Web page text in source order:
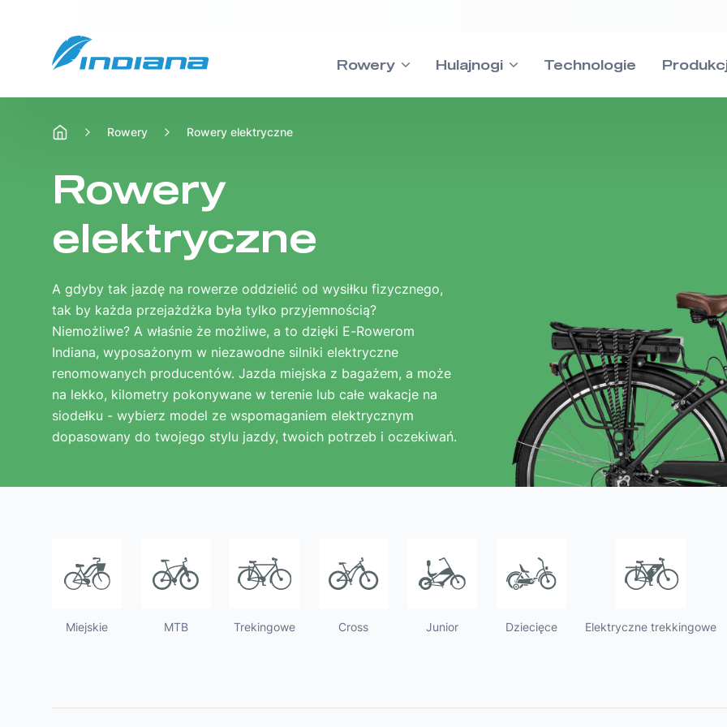
Rowery
Miejskie
Trekingowe Cross
Junior
Hulajnogi
Tradycyjne
Wyczynowe
Technologie
Jak poprawnie dobrać ramę
Poradniki rowerowe
Instrukcje obsługi rowerów elektrycznych
E-BIKE - Często zadawane pytania
Jak zgłosić reklamację?
Odpowiedzi na
produktów i
użytkowania
Rowery Rowery elektryczne
Rowery
elektryczne
A gdyby tak jazdę na rowerze oddzielić od wysiłku fizycznego,
tak by każda przejażdżka była tylko przyjemnością?
Niemożliwe? A właśnie że możliwe, a to dzięki E-Rowerom
Indiana, wyposażonym w niezawodne silniki elektryczne
renomowanych producentów. Jazda miejska z bagażem, a może
na lekko, kilometry pokonywane w terenie lub całe wakacje na
siodełku - wybierz model ze wspomaganiem elektrycznym
dopasowany do twojego stylu jazdy, twoich potrzeb i oczekiwań.
Miejskie MTB Trekingowe Cross Junior Dziecięce Elektryczne trekkingowe